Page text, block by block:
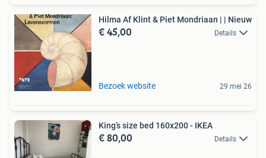
Hilma Af Klint & Piet Mondriaan | | Nieuw
€ 45,00 Details
Bezoek website 29 mei 26
King’s size bed 160x200 - IKEA
€ 80,00 Details